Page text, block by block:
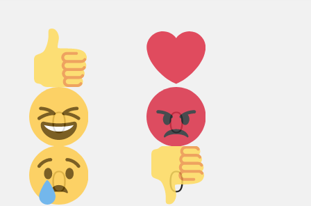
Палец
вверх!
0
Лайк!
0
Дикий
смех!
0
Агрессия!
0
Грусть :(
Палец
вниз!